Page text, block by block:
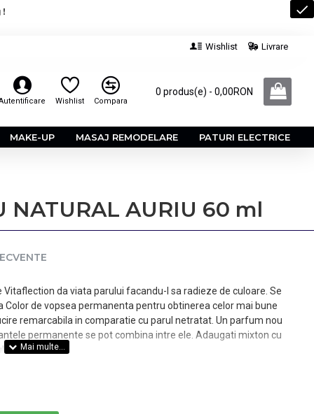
!
Wishlist Livrare
Wishlist Compara
0 produs(e) - 0,00RON
MAKE-UP MASAJ REMODELARE PATURI ELECTRICE
NATURAL AURIU 60 ml
da viata parului facandu-l sa radieze de culoare. Se
de vopsea permanenta pentru obtinerea celor mai bune
remarcabila in comparatie cu parul netratat. Un parfum nou
permanente se pot combina intre ele. Adaugati mixton cu
protectie. Acestea se achizitioneaza separat. Astfel, in functie
de oxidant: 3%, 6%, 9%, 12%.
nu se recomanda utilizarea de recipiente sau instrumente din